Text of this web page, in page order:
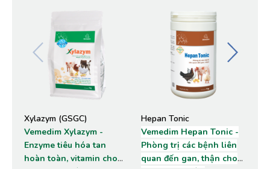
Xylazym (GSGC)
Vemedim Xylazym -
Enzyme tiêu hóa tan
hoàn toàn, vitamin cho
Hepan Tonic
Vemedim Hepan Tonic -
Phòng trị các bệnh liên
quan đến gan, thận cho